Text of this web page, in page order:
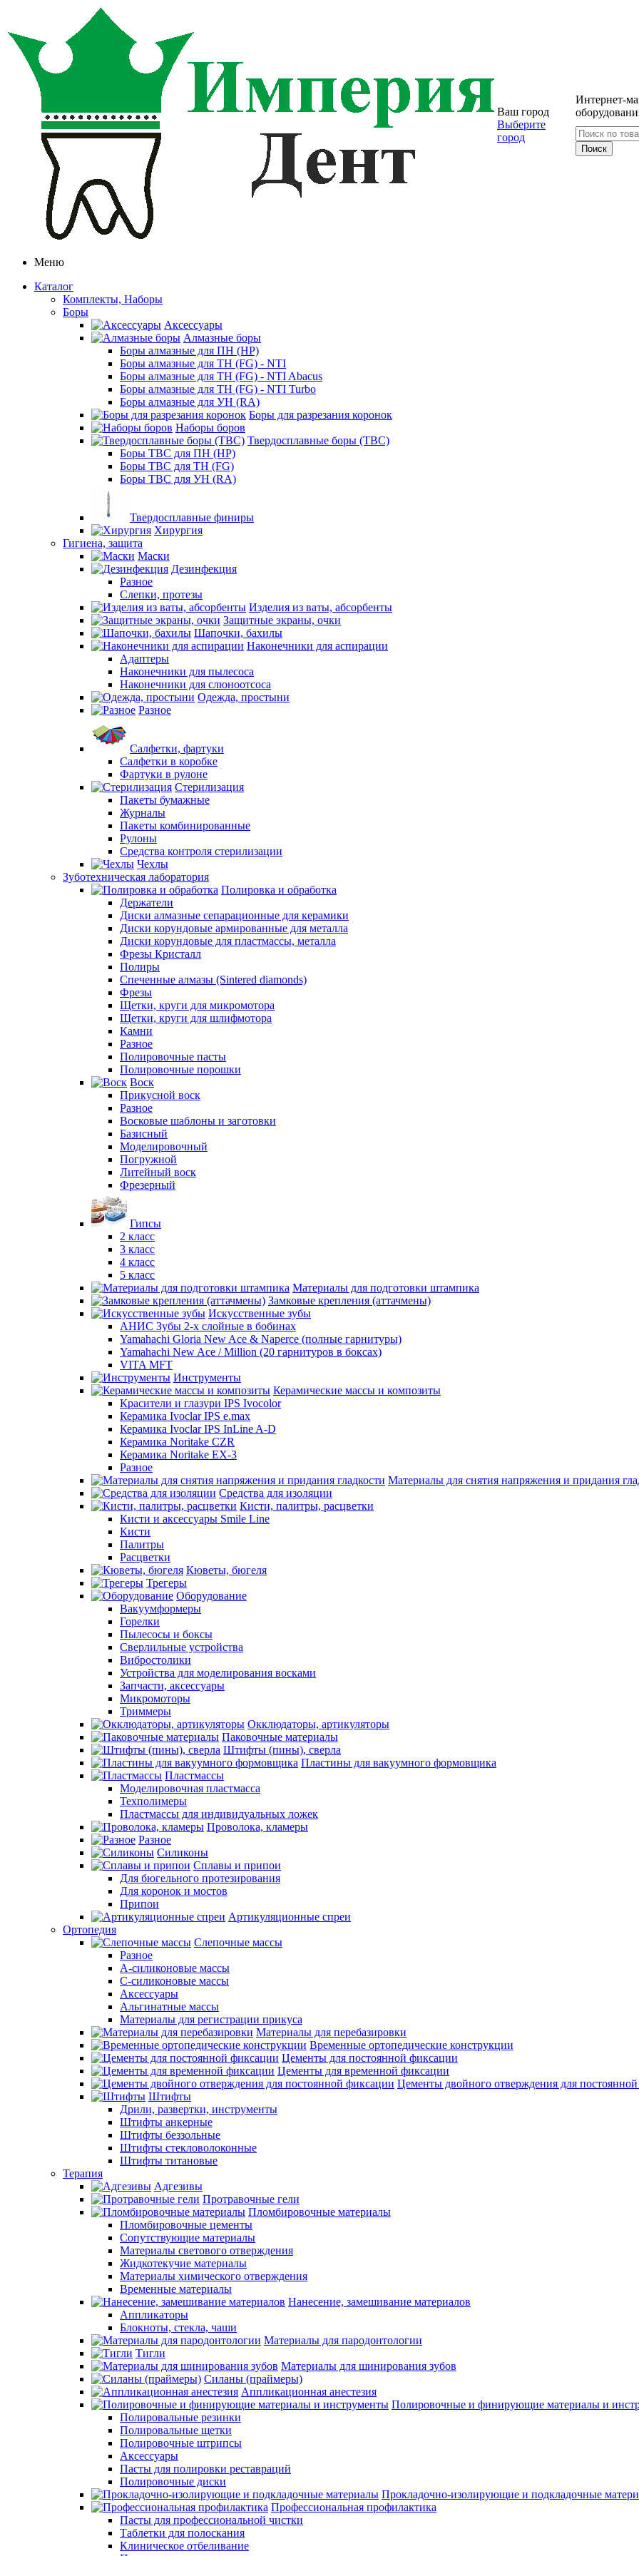
Ваш город
Выберите
город
Интернет-
Меню
Каталог
Комплекты, Наборы
Боры
Аксессуары
Алмазные боры
Боры алмазные для ПН (HP)
Боры алмазные для ТН (FG) - NTI
Боры алмазные для ТН (FG) - NTI Abacus
Боры алмазные для ТН (FG) - NTI Turbo
Боры алмазные для УН (RA)
Боры для разрезания коронок
Наборы боров
Твердосплавные боры (ТВС)
Боры ТВС для ПН (HP)
Боры ТВС для ТН (FG)
Боры ТВС для УН (RA)
Твердосплавные финиры
Хирургия
Гигиена, защита
Маски
Дезинфекция
Разное
Слепки, протезы
Изделия из ваты, абсорбенты
Защитные экраны, очки
Шапочки, бахилы
Наконечники для аспирации
Адаптеры
Наконечники для пылесоса
Наконечники для слюноотсоса
Одежда, простыни
Разное
Салфетки, фартуки
Салфетки в коробке
Фартуки в рулоне
Стерилизация
Пакеты бумажные
Журналы
Пакеты комбинированные
Рулоны
Средства контроля стерилизации
Чехлы
Зуботехническая лаборатория
Полировка и обработка
Держатели
Диски алмазные сепарационные для керамики
Диски корундовые армированные для металла
Диски корундовые для пластмассы, металла
Фрезы Кристалл
Полиры
Спеченные алмазы (Sintered diamonds)
Фрезы
Щетки, круги для микромотора
Щетки, круги для шлифмотора
Камни
Разное
Полировочные пасты
Полировочные порошки
Воск
Прикусной воск
Разное
Восковые шаблоны и заготовки
Базисный
Моделировочный
Погружной
Литейный воск
Фрезерный
Гипсы
2 класс
3 класс
4 класс
5 класс
Материалы для подготовки штампика
Замковые крепления (аттачмены)
Искусственные зубы
АНИС Зубы 2-х слойные в бобинах
Yamahachi Gloria New Ace & Naperce (полные гарнитуры)
Yamahachi New Ace / Million (20 гарнитуров в боксах)
VITA MFT
Инструменты
Керамические массы и композиты
Красители и глазури IPS Ivocolor
Керамика Ivoclar IPS e.max
Керамика Ivoclar IPS InLine A-D
Керамика Noritake CZR
Керамика Noritake EX-3
Разное
Материалы для снятия напряжения и придания
Средства для изоляции
Кисти, палитры, расцветки
Кисти и аксессуары Smile Line
Кисти
Палитры
Расцветки
Кюветы, бюгеля
Трегеры
Оборудование
Вакуумформеры
Горелки
Пылесосы и боксы
Сверлильные устройства
Вибростолики
Устройства для моделирования восками
Запчасти, аксессуары
Микромоторы
Триммеры
Окклюдаторы, артикуляторы
Паковочные материалы
Штифты (пины), сверла
Пластины для вакуумного формовщика
Пластмассы
Моделировочная пластмасса
Техполимеры
Пластмассы для индивидуальных ложек
Проволока, кламеры
Разное
Силиконы
Сплавы и припои
Для бюгельного протезирования
Для коронок и мостов
Припои
Артикуляционные спреи
Ортопедия
Слепочные массы
Разное
А-силиконовые массы
С-силиконовые массы
Аксессуары
Альгинатные массы
Материалы для регистрации прикуса
Материалы для перебазировки
Временные ортопедические конструкции
Цементы для постоянной фиксации
Цементы для временной фиксации
Цементы двойного отверждения для
Штифты
Дрили, развертки, инструменты
Штифты анкерные
Штифты беззольные
Штифты стекловолоконные
Штифты титановые
Терапия
Адгезивы
Протравочные гели
Пломбировочные материалы
Пломбировочные цементы
Сопутствующие материалы
Материалы светового отверждения
Жидкотекучие материалы
Материалы химического отверждения
Временные материалы
Нанесение, замешивание материалов
Аппликаторы
Блокноты, стекла, чаши
Материалы для пародонтологии
Тигли
Материалы для шинирования зубов
Силаны (праймеры)
Аппликационная анестезия
Полировочные и финирующие материалы и
Полировальные резинки
Полировальные щетки
Полировочные штрипсы
Аксессуары
Пасты для полировки реставраций
Полировочные диски
Прокладочно-изолирующие и подкладочные
Профессиональная профилактика
Пасты для профессиональной чистки
Таблетки для полоскания
Клиническое отбеливание